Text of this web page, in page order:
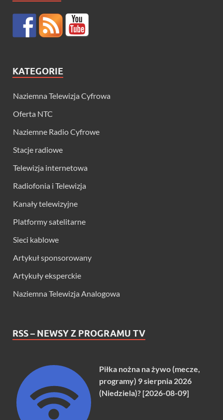
KATEGORIE
Naziemna Telewizja Cyfrowa
Oferta NTC
Naziemne Radio Cyfrowe
Stacje radiowe
Telewizja internetowa
Radiofonia i Telewizja
Kanały telewizyjne
Platformy satelitarne
Sieci kablowe
Artykuł sponsorowany
Artykuły eksperckie
Naziemna Telewizja Analogowa
RSS – NEWSY Z PROGRAMU TV
Piłka nożna na żywo (mecze,
programy) 9 sierpnia 2026
(Niedziela)? [2026-08-09]